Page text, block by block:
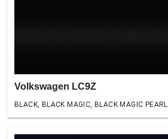
Volkswagen LC9Z
BLACK, BLACK MAGIC, BLACK MAGIC PEARL